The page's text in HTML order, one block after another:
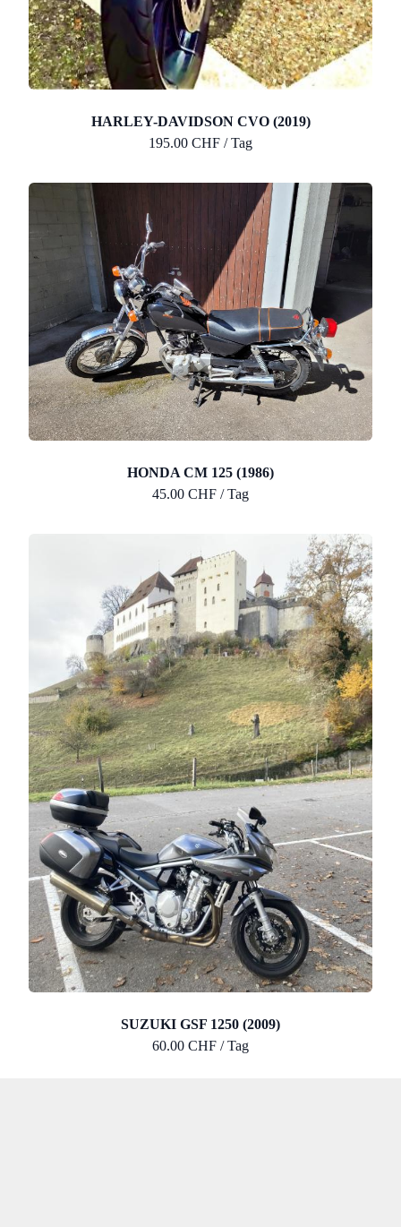
HARLEY-DAVIDSON CVO (2019)
195.00 CHF / Tag
HONDA CM 125 (1986)
45.00 CHF / Tag
SUZUKI GSF 1250 (2009)
60.00 CHF / Tag